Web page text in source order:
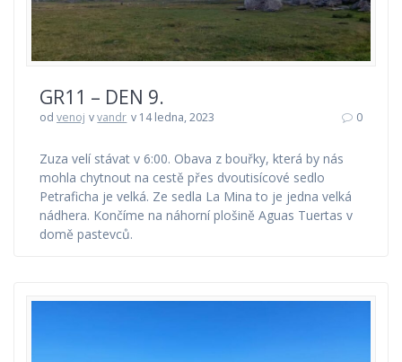
GR11 – DEN 9.
od venoj vvandr v 14 ledna, 2023 0
Zuza velí stávat v 6:00. Obava z bouřky, která by nás
mohla chytnout na cestě přes dvoutisícové sedlo
Petraficha je velká. Ze sedla La Mina to je jedna velká
nádhera. Končíme na náhorní plošině Aguas Tuertas v
domě pastevců.